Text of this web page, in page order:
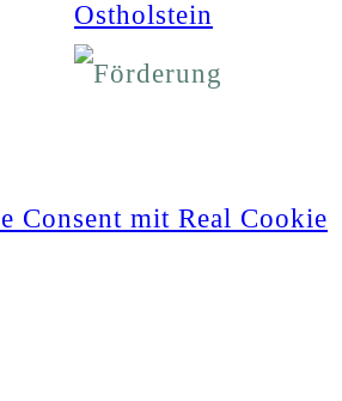
Consent mit Real Cookie